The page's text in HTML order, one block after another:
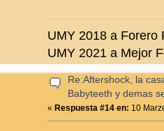
UMY 2018 a Forero
UMY 2021 a Mejor
Re:Aftershock, la
Babyteeth y demas
« Respuesta #14 en: 10